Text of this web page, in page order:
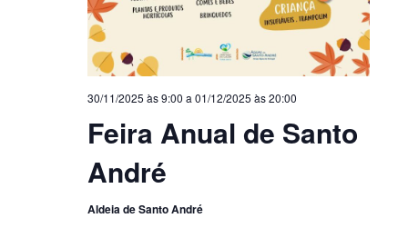
Feira Anual de Santo
André
30/11/2025 às 9:00 a 01/12/2025 às 20:00
Aldeia de Santo André